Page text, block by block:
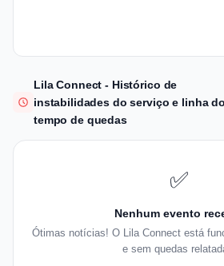
Lila Connect - Histórico de
instabilidades do serviço e linha do
tempo de quedas
✅
Nenhum evento
Ótimas notícias! O Lila Connect está
e sem quedas